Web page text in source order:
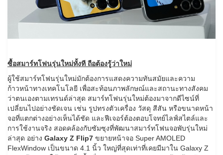
ซื้อสมาร์ทโฟนรุ่นใหม่ทั้งที ถือต้องรู้ว่าใหม่
ผู้ใช้สมาร์ทโฟนรุ่นใหม่มักต้องการแสดงความทันสมัยและความ
ก้าวหน้าทางเทคโนโลยี เพื่อสะท้อนภาพลักษณ์และสถานะทางสังคม
ว่าตนเองตามเทรนด์ล่าสุด สมาร์ทโฟนรุ่นใหม่ต้องมาจากดีไซน์ที่
เปลี่ยนไปอย่างชัดเจน เช่น รูปทรงตัวเครื่อง วัสดุ สีสัน หรือขนาดหน้า
จอที่แตกต่างอย่างเห็นได้ชัด และฟีเจอร์ต้องตอบโจทย์ไลฟ์สไตล์และ
การใช้งานจริง สอดคล้องกับซัมซุงที่พัฒนาสมาร์ทโฟนจอพับรุ่นใหม่
ล่าสุด อย่าง Galaxy Z Flip7 ขยายหน้าจอ Super AMOLED
FlexWindow เป็นขนาด 4.1 นิ้ว ใหญ่ที่สุดเท่าที่เคยมีมาใน Galaxy Z